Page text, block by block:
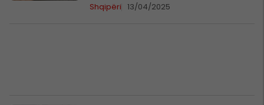
Shqipëri 13/04/2025